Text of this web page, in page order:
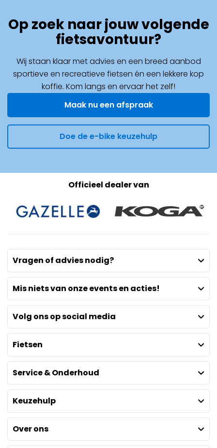
Op zoek naar jouw volgende
fietsavontuur?
Wij staan klaar met advies en een breed aanbod
sportieve en recreatieve fietsen én een lekkere kop
koffie. Kom langs en ervaar het zelf!
Maak nu een afspraak
Doe de e-bike keuzehulp
Officieel dealer van
Vragen of advies nodig?
Mis niets van onze events en acties!
Volg ons op social media
Fietsen
Service & Onderhoud
Keuzehulp
Over ons